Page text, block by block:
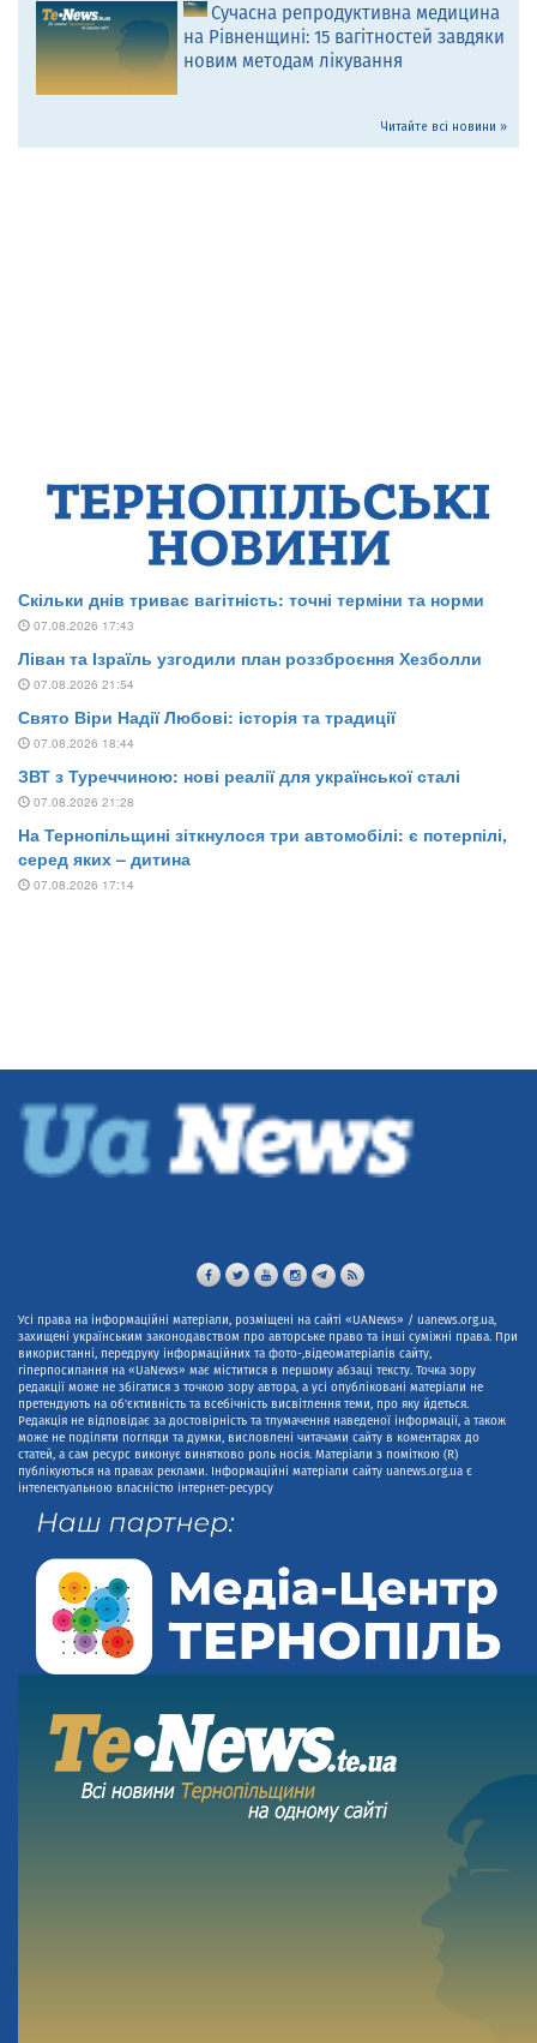
Сучасна репродуктивна медицина
на Рівненщині: 15 вагітностей завдяки
новим методам лікування
Читайте всі новини »
Усі права на інформаційні матеріали, розміщені на сайті «UANews» / uanews.org.ua,
захищені українським законодавством про авторське право та інші суміжні права. При
використанні, передруку інформаційних та фото-,відеоматеріалів сайту,
гіперпосилання на «UaNews» має міститися в першому абзаці тексту. Точка зору
редакції може не збігатися з точкою зору автора, а усі опубліковані матеріали не
претендують на об'єктивність та всебічність висвітлення теми, про яку йдеться.
Редакція не відповідає за достовірність та тлумачення наведеної інформації, а також
може не поділяти погляди та думки, висловлені читачами сайту в коментарях до
статей, а сам ресурс виконує винятково роль носія. Матеріали з поміткою (R)
публікуються на правах реклами. Інформаційні матеріали сайту uanews.org.ua є
інтелектуальною власністю інтернет-ресурсу